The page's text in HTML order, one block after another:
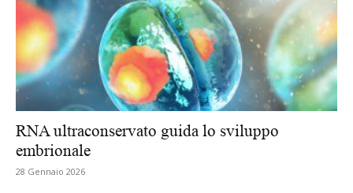
RNA ultraconservato guida lo sviluppo
embrionale
28 Gennaio 2026